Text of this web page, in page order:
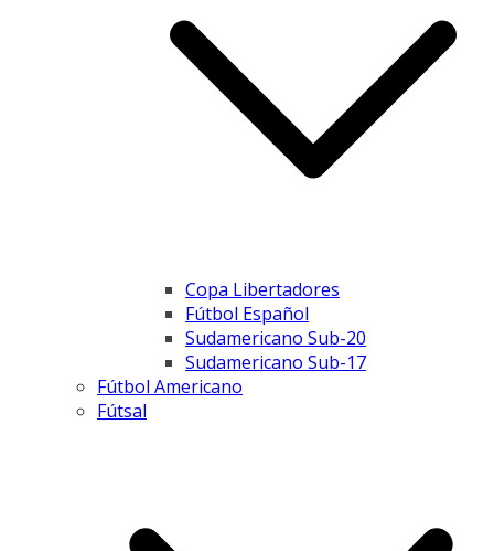
Copa Libertadores
Fútbol Español
Sudamericano Sub-20
Sudamericano Sub-17
Fútbol Americano
Fútsal